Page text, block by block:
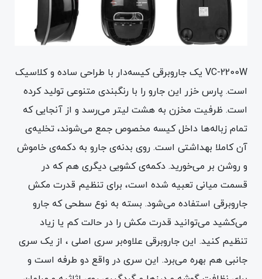
VC-2200W یک جاروبرقی کیسه‌دار با طراحی ساده و کلاسیک
است. پارس خزر این جارو را با رنگبندی متنوعی تولید کرده
است. ظرفیت مخزن به هشت لیتر می‌رسد و از آنجایی که
تمام زباله‌ها داخل کیسه مخصوص جمع می‌شوند، تخلیه‌ی
آن کاملا بهداشتی است. روی بدنه‌ی جارو به دکمه‌ی خاموش‌
و روشن بر می‌خورید. دکمه‌ی کشویی دیگری هم که در
قسمت میانی تعبیه شده است، برای تنظیم قدرت مکش
جاروبرقی استفاده می‌شود. بسته به نوع سطحی که جارو
می‌کشید می‌توانید قدرت مکش را در حالت کم یا زیاد
تنظیم کنید. این جاروبرقی علاوه‌بر سری اصلی ، از یک سری
جانبی هم بهره می‌برد. این سری در واقع دو طرفه است و